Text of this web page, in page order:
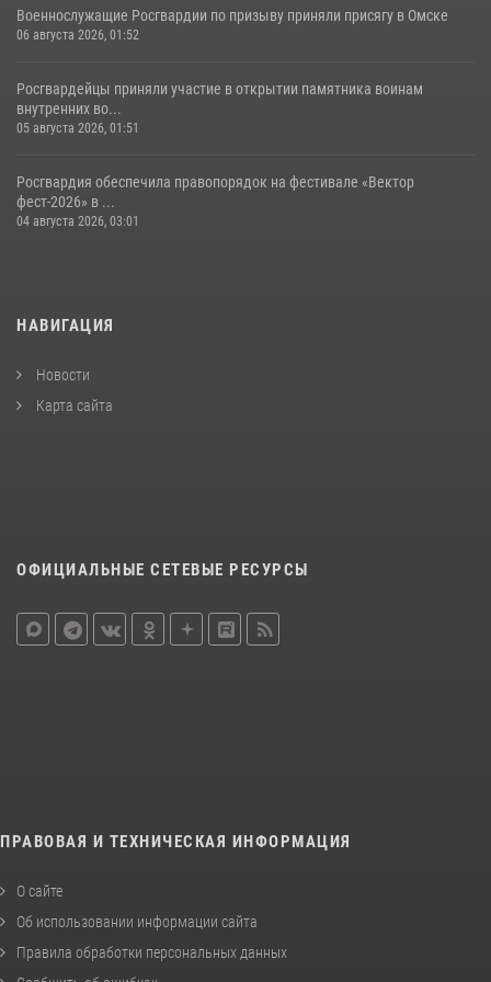
Военнослужащие Росгвардии по призыву приняли присягу в Омске
06 августа 2026, 01:52
Росгвардейцы приняли участие в открытии памятника воинам
внутренних во...
05 августа 2026, 01:51
Росгвардия обеспечила правопорядок на фестивале «Вектор
фест-2026» в ...
04 августа 2026, 03:01
НАВИГАЦИЯ
Новости
Карта сайта
ОФИЦИАЛЬНЫЕ СЕТЕВЫЕ РЕСУРСЫ
ПРАВОВАЯ И ТЕХНИЧЕСКАЯ ИНФОРМАЦИЯ
О сайте
Об использовании информации сайта
Правила обработки персональных данных